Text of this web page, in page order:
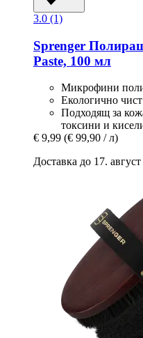
3.0 (1)
Sprenger
Paste, 100 мл
Микрофини
Екологично чист
Подходящ за
токсини и
€ 9,99 (€ 99,90 / л)
Доставка до 17. август